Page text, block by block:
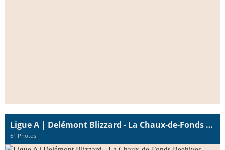
Ligue A | Delémont Blizzard - La Chaux-de-Fonds Beehives | 02.02.2023
61 Photos